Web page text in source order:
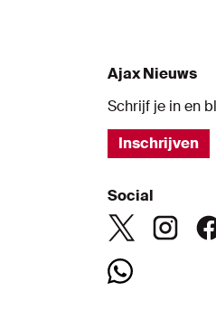
Ajax Nieuws
Schrijf je in en
Inschrijven
Social